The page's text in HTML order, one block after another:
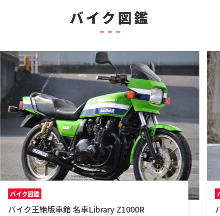
バイク図鑑
バイク図鑑
バイク王絶版車館 名車Library Z1000R